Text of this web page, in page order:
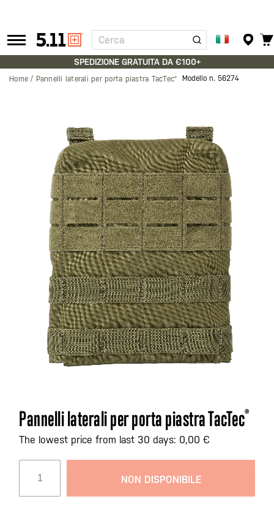
Tactical
Gear
Cerca
SPEDIZIONE GRATUITA DA €100+
Home Pannelli laterali per porta piastra TacTec® Modello n. 56274
immagini
Vai
all'inizio
della
immagini
Pannelli laterali per porta piastra TacTec®
The lowest price from last 30 days: 0,00 €
NON DISPONIBILE